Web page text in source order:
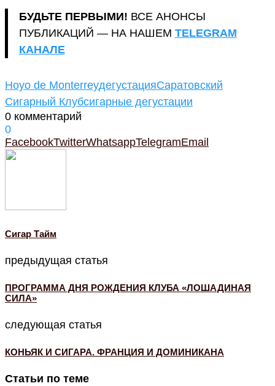
БУДЬТЕ ПЕРВЫМИ! ВСЕ АНОНСЫ
ПУБЛИКАЦИЙ — НА НАШЕМ TELEGRAM
КАНАЛЕ
Hoyo de MonterreyдегустацияСаратовский
Сигарный Клубсигарные дегустации
0 комментарий
0
FacebookTwitterWhatsappTelegramEmail
Cигар Тайм
предыдущая статья
ПРОГРАММА ДНЯ РОЖДЕНИЯ КЛУБА «ЛОШАДИНАЯ
СИЛА»
следующая статья
КОНЬЯК И СИГАРА. ФРАНЦИЯ И ДОМИНИКАНА
Статьи по теме